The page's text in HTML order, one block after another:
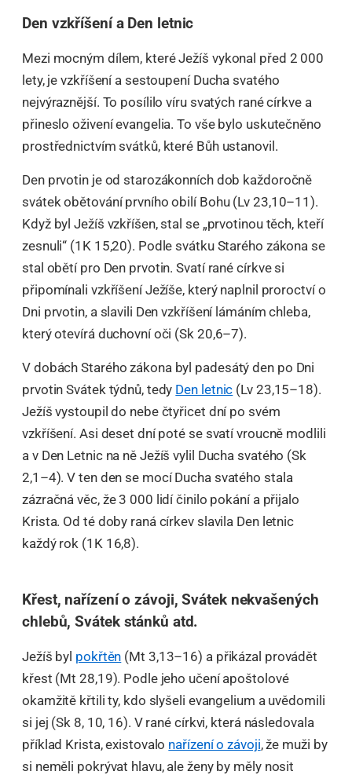
Den vzkříšení a Den letnic
Mezi mocným dílem, které Ježíš vykonal před 2 000
lety, je vzkříšení a sestoupení Ducha svatého
nejvýraznější. To posílilo víru svatých rané církve a
přineslo oživení evangelia. To vše bylo uskutečněno
prostřednictvím svátků, které Bůh ustanovil.
Den prvotin je od starozákonních dob každoročně
svátek obětování prvního obilí Bohu (Lv 23,10–11).
Když byl Ježíš vzkříšen, stal se „prvotinou těch, kteří
zesnuli“ (1K 15,20). Podle svátku Starého zákona se
stal obětí pro Den prvotin. Svatí rané církve si
připomínali vzkříšení Ježíše, který naplnil proroctví o
Dni prvotin, a slavili Den vzkříšení lámáním chleba,
který otevírá duchovní oči (Sk 20,6–7).
V dobách Starého zákona byl padesátý den po Dni
prvotin Svátek týdnů, tedy Den letnic (Lv 23,15–18).
Ježíš vystoupil do nebe čtyřicet dní po svém
vzkříšení. Asi deset dní poté se svatí vroucně modlili
a v Den Letnic na ně Ježíš vylil Ducha svatého (Sk
2,1–4). V ten den se mocí Ducha svatého stala
zázračná věc, že 3 000 lidí činilo pokání a přijalo
Krista. Od té doby raná církev slavila Den letnic
každý rok (1K 16,8).
Křest, nařízení o závoji, Svátek nekvašených
chlebů, Svátek stánků atd.
Ježíš byl pokřtěn (Mt 3,13–16) a přikázal provádět
křest (Mt 28,19). Podle jeho učení apoštolové
okamžitě křtili ty, kdo slyšeli evangelium a uvědomili
si jej (Sk 8, 10, 16). V rané církvi, která následovala
příklad Krista, existovalo nařízení o závoji, že muži by
si neměli pokrývat hlavu, ale ženy by měly nosit